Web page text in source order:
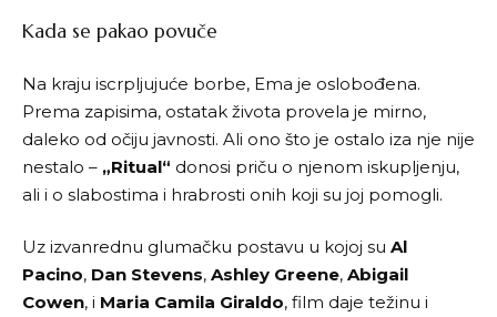
Kada se pakao povuče
Na kraju iscrpljujuće borbe, Ema je oslobođena.
Prema zapisima, ostatak života provela je mirno,
daleko od očiju javnosti. Ali ono što je ostalo iza nje nije
nestalo – „Ritual“ donosi priču o njenom iskupljenju,
ali i o slabostima i hrabrosti onih koji su joj pomogli.
Uz izvanrednu glumačku postavu u kojoj su Al
Pacino, Dan Stevens, Ashley Greene, Abigail
Cowen, i Maria Camila Giraldo, film daje težinu i